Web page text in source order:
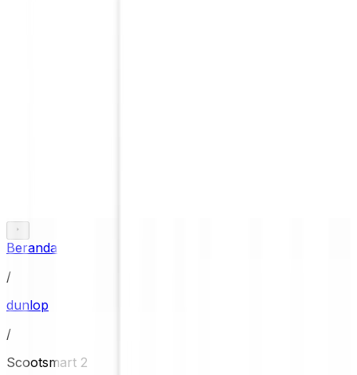
Beranda
/
dunlop
/
Scootsmart 2